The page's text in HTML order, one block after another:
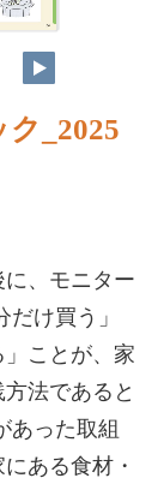
_2025
に、モニター
だけ買う」
」ことが、家
法であると
あった取組
ある食材・